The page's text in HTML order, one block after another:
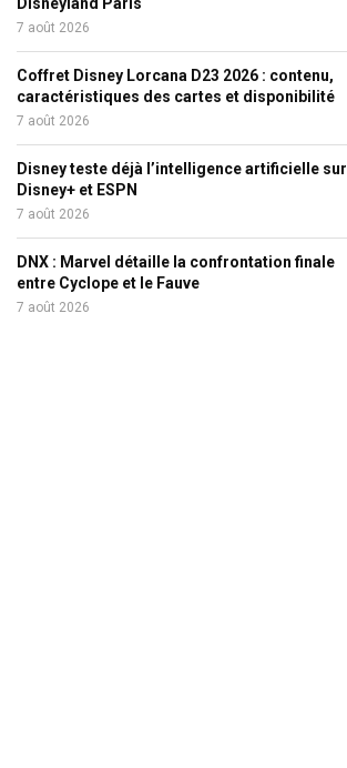
7 août 2026
Coffret Disney Lorcana D23 2026 : contenu,
caractéristiques des cartes et disponibilité
7 août 2026
Disney teste déjà l’intelligence artificielle sur
Disney+ et ESPN
7 août 2026
DNX : Marvel détaille la confrontation finale
entre Cyclope et le Fauve
7 août 2026